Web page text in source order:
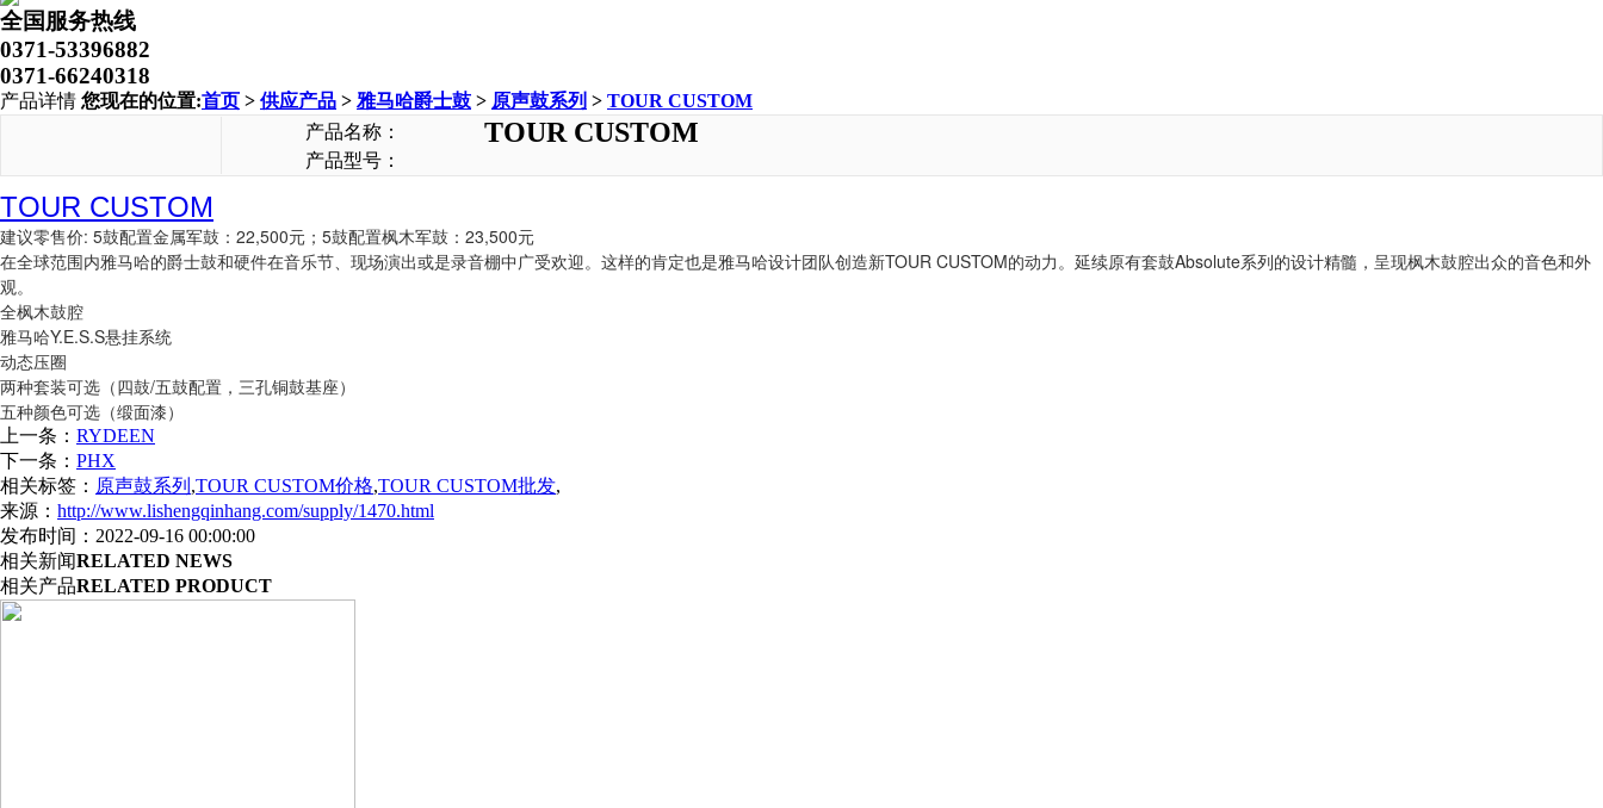
全国服务热线
0371-53396882
0371-66240318
产品详情 您现在的位置:首页 > 供应产品 > 雅马哈爵士鼓 > 原声鼓系列 > TOUR CUSTOM
产品名称：
TOUR CUSTOM
产品型号：
TOUR CUSTOM
建议零售价: 5鼓配置金属军鼓：22,500元；5鼓配置枫木军鼓：23,500元
在全球范围内雅马哈的爵士鼓和硬件在音乐节、现场演出或是录音棚中广受欢迎。这样的肯定也是雅马哈设计团队创造新TOUR CUSTOM的动力。延续原有套鼓Absolute系列的设计精髓，呈现枫木鼓腔出众的音色和外
观。
全枫木鼓腔
雅马哈Y.E.S.S悬挂系统
动态压圈
两种套装可选（四鼓/五鼓配置，三孔铜鼓基座）
五种颜色可选（缎面漆）
上一条： RYDEEN
下一条： PHX
相关标签： 原声鼓系列 ,TOUR CUSTOM价格,TOUR CUSTOM批发,
来源： http://www.lishengqinhang.com/supply/1470.html
发布时间：2022-09-16 00:00:00
相关新闻RELATED NEWS
相关产品RELATED PRODUCT